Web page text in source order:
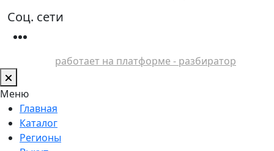
Соц. сети
работает на платформе - разбиратор
Меню
Главная
Каталог
Регионы